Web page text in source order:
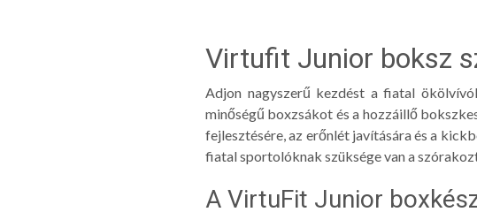
Virtufit Junior boksz
Adjon nagyszerű kezdést a fiatal
minőségű boxzsákot és a hozzáillő
fejlesztésére, az erőnlét javítására és a
fiatal sportolóknak szüksége van a
A VirtuFit Junior